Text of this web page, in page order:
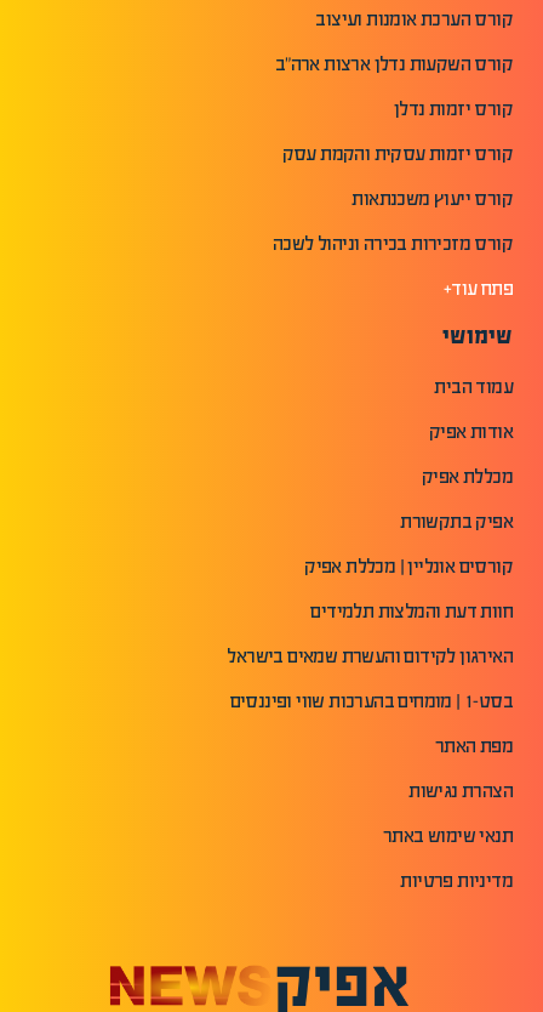
קורס הערכת אומנות ועיצוב
קורס השקעות נדלן ארצות ארה"ב
קורס יזמות נדלן
קורס יזמות עסקית והקמת עסק
קורס ייעוץ משכנתאות
קורס מזכירות בכירה וניהול לשכה
פתח עוד+
שימושי
עמוד הבית
אודות אפיק
מכללת אפיק
אפיק בתקשורת
קורסים אונליין | מכללת אפיק
חוות דעת והמלצות תלמידים
האירגון לקידום והעשרת שמאים בישראל
בסט-1 | מומחים בהערכות שווי ופיננסים
מפת האתר
הצהרת נגישות
תנאי שימוש באתר
מדיניות פרטיות